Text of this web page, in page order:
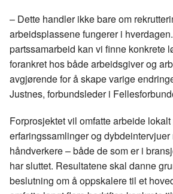
– Dette handler ikke bare om
arbeidsplassene fungerer i
partssamarbeid kan vi finne konkrete
forankret hos både arbeidsgiver og
avgjørende for å skape varige
Justnes, forbundsleder i
Forprosjektet vil omfatte arbeide lokalt
erfaringssamlinger og
håndverkere – både de som er i
har sluttet. Resultatene skal danne
beslutning om å oppskalere til et